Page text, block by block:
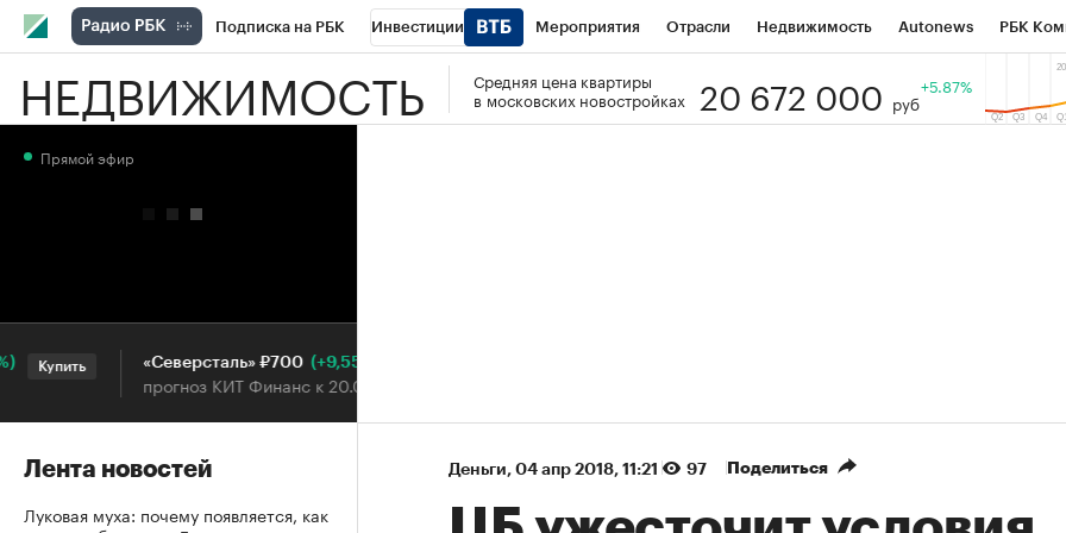
Подписка на РБК Инвестиции Мероприятия Отрасли Недвижимость Autonews РБК
РБК Вино Спорт Школа управления РБК РБК Образование Тренды
НЕДВИЖИМОСТЬ
Средняя цена квартиры
в московских новостройках
20 672 000 руб
+5.87%
Деньги⁠, 04 апр 2018, 11:21 97 Поделиться
Прямой эфир
Купить «Северсталь» ₽700 (+9,55%)
прогноз КИТ Финанс к 20.07.27
Лента новостей
Луковая муха: почему появляется, как